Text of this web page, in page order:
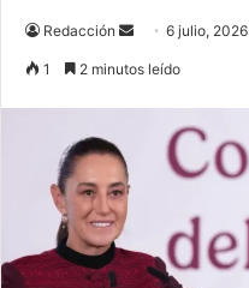
Redacción
Send6 julio, 2026
1 2 minutos leído